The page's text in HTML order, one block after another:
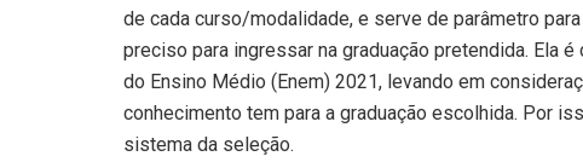
de cada curso/modalidade, e serve de parâmetro
preciso para ingressar na graduação pretendida. Ela
do Ensino Médio (Enem) 2021, levando em
conhecimento tem para a graduação escolhida. Por
sistema da seleção.